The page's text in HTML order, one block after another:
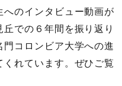
へのインタビュー動画が
での６年間を振り返り
コロンビア大学への進
れています。ぜひご覧